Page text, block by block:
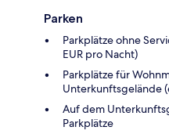
Parken
Parkplätze ohne
EUR pro Nacht)
Parkplätze für
Unterkunftsgelände
Auf dem
Parkplätze